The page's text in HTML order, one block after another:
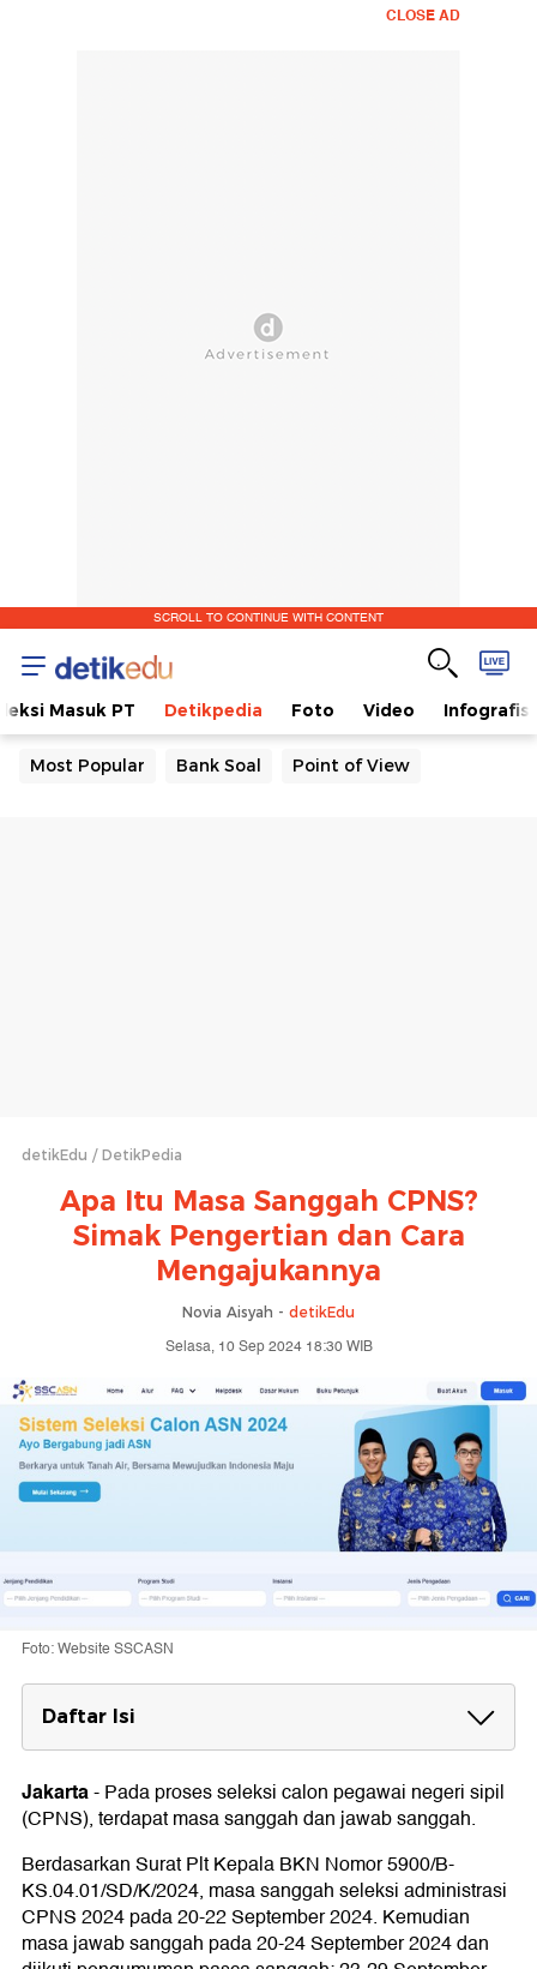
CLOSE AD
SCROLL TO CONTINUE WITH CONTENT
Masuk PT Detikpedia Foto Video Infografis
Most Popular Bank Soal Point of View
detikEdu DetikPedia
Apa Itu Masa Sanggah CPNS?
Simak Pengertian dan Cara
Mengajukannya
Novia Aisyah - detikEdu
Selasa, 10 Sep 2024 18:30 WIB
Foto: Website SSCASN
Daftar Isi
Apa Itu Masa Sanggah CPNS?
Cara Sanggah CPNS
Jakarta-Pada proses seleksi calon pegawai negeri sipil
(CPNS), terdapat masa sanggah dan jawab sanggah.
Berdasarkan Surat Plt Kepala BKN Nomor 5900/B-
KS.04.01/SD/K/2024, masa sanggah seleksi administrasi
CPNS 2024 pada 20-22 September 2024. Kemudian
masa jawab sanggah pada 20-24 September 2024 dan